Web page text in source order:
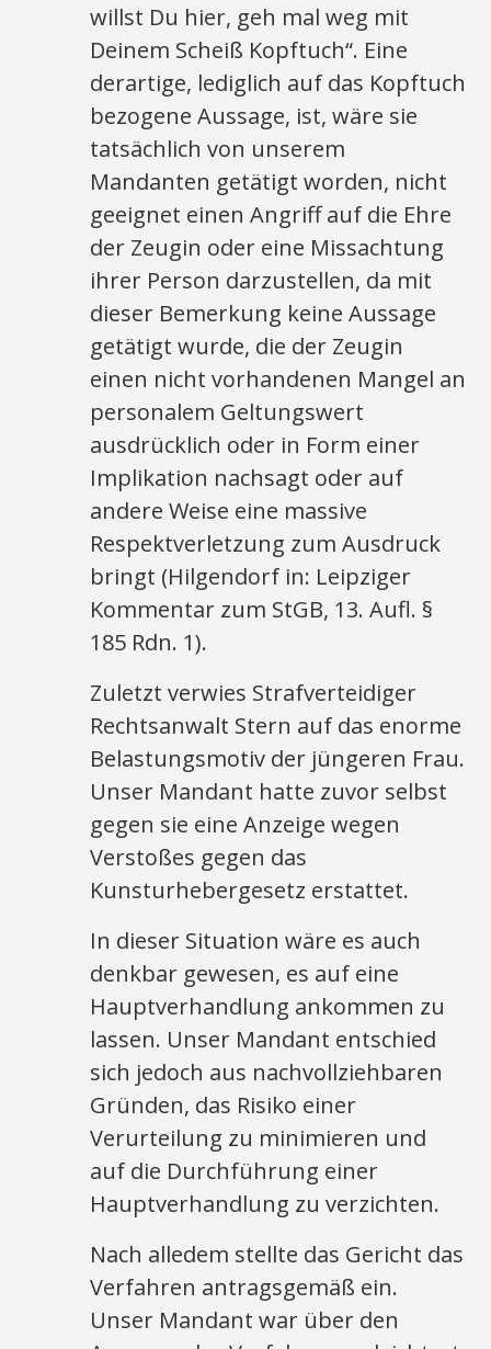
willst Du hier, geh mal weg mit
Deinem Scheiß Kopftuch“. Eine
derartige, lediglich auf das Kopftuch
bezogene Aussage, ist, wäre sie
tatsächlich von unserem
Mandanten getätigt worden, nicht
geeignet einen Angriff auf die Ehre
der Zeugin oder eine Missachtung
ihrer Person darzustellen, da mit
dieser Bemerkung keine Aussage
getätigt wurde, die der Zeugin
einen nicht vorhandenen Mangel an
personalem Geltungswert
ausdrücklich oder in Form einer
Implikation nachsagt oder auf
andere Weise eine massive
Respektverletzung zum Ausdruck
bringt (Hilgendorf in: Leipziger
Kommentar zum StGB, 13. Aufl. §
185 Rdn. 1).
Zuletzt verwies Strafverteidiger
Rechtsanwalt Stern auf das enorme
Belastungsmotiv der jüngeren Frau.
Unser Mandant hatte zuvor selbst
gegen sie eine Anzeige wegen
Verstoßes gegen das
Kunsturhebergesetz erstattet.
In dieser Situation wäre es auch
denkbar gewesen, es auf eine
Hauptverhandlung ankommen zu
lassen. Unser Mandant entschied
sich jedoch aus nachvollziehbaren
Gründen, das Risiko einer
Verurteilung zu minimieren und
auf die Durchführung einer
Hauptverhandlung zu verzichten.
Nach alledem stellte das Gericht das
Verfahren antragsgemäß ein.
Unser Mandant war über den